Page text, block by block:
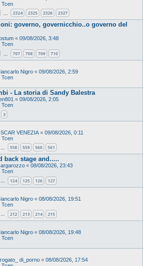
Tcen
2324 2325 2326 2327
governo, governicchio..o governo del
« 09/08/2026, 3:48
Tcen
707 708 709 710
Nigro « 09/08/2026, 2:59
Tcen
- La storia di Sandy Balestra
« 09/08/2026, 2:05
Tcen
3
VENEZIA « 09/08/2026, 0:11
Tcen
558 559 560 561
back stage and.....
« 08/08/2026, 23:43
Tcen
… 124 125 126 127
Nigro « 08/08/2026, 19:51
Tcen
… 212 213 214 215
Nigro « 08/08/2026, 19:48
Tcen
di_porno « 08/08/2026, 17:54